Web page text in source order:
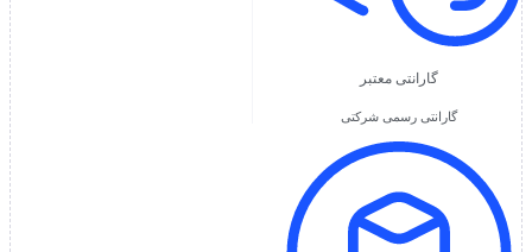
گارانتی معتبر
گارانتی رسمی شرکتی